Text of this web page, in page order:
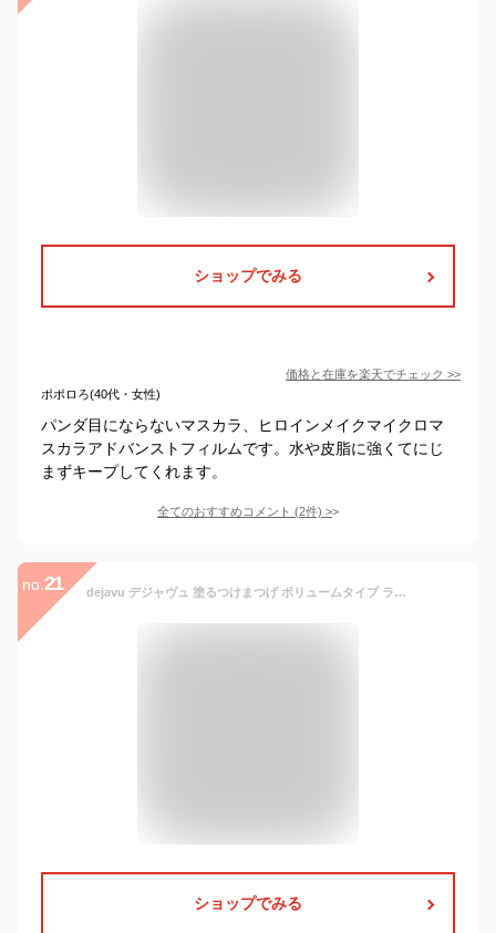
ショップでみる
価格と在庫を楽天でチェック >>
ポポロろ(40代・女性)
パンダ目にならないマスカラ、ヒロインメイクマイクロマ
スカラアドバンストフィルムです。水や皮脂に強くてにじ
まずキープしてくれます。
全てのおすすめコメント (2件) >
no. 21 dejavu デジャヴュ 塗るつけまつげ ボリュームタイプ ラッシュノックアウト エクストラボリューム 1 ブラック マスカラ フィルムタイプ
ショップでみる